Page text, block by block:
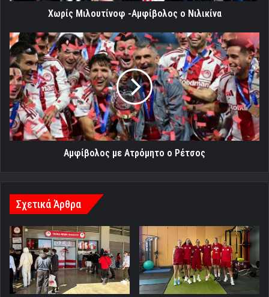
Χωρίς Μιλουτίνοφ -Αμφίβολος ο Νιλικίνα
Aμφίβολος
με
Ατρόμητο
ο
Ρέτσος
Aμφίβολος με Ατρόμητο ο Ρέτσος
Σχετικά Άρθρα